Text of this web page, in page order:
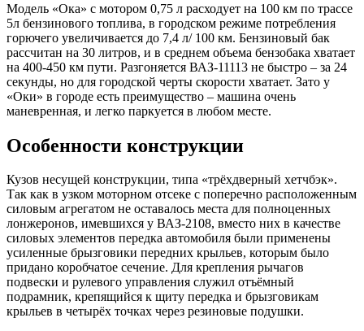
Модель «Ока» с мотором 0,75 л расходует на 100 км по трассе
5л бензинового топлива, в городском режиме потребления
горючего увеличивается до 7,4 л/ 100 км. Бензиновый бак
рассчитан на 30 литров, и в среднем объема бензобака хватает
на 400-450 км пути. Разгоняется ВАЗ-11113 не быстро – за 24
секунды, но для городской черты скорости хватает. Зато у
«Оки» в городе есть преимущество – машина очень
маневренная, и легко паркуется в любом месте.
Особенности конструкции
Кузов несущей конструкции, типа «трёхдверный хетчбэк».
Так как в узком моторном отсеке с поперечно расположенным
силовым агрегатом не оставалось места для полноценных
лонжеронов, имевшихся у ВАЗ-2108, вместо них в качестве
силовых элементов передка автомобиля были применены
усиленные брызговики передних крыльев, которым было
придано коробчатое сечение. Для крепления рычагов
подвески и рулевого управления служил отъёмный
подрамник, крепящийся к щиту передка и брызговикам
крыльев в четырёх точках через резиновые подушки.